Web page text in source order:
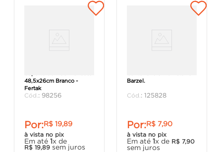
48,5x26cm Branco -
Fertak
: 98256
Por:R$ 19,89
à vista no pix
Em até 1x de
R$ 19,89 sem juros
Barzel.
: 125828
Por:R$ 7,90
à vista no pix
Em até 1x de R$ 7,90
sem juros